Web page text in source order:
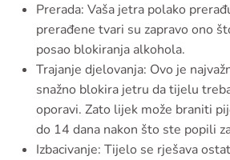
Prerada: Vaša jetra polako
prerađene tvari su zapravo ono
posao blokiranja alkohola.
Trajanje djelovanja: Ovo je
snažno blokira jetru da tijelu
oporavi. Zato lijek može braniti
do 14 dana nakon što ste popili
Izbacivanje: Tijelo se rješava